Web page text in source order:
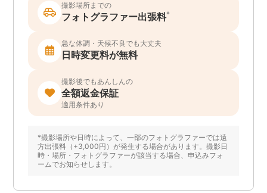
撮影場所までの
フォトグラファー出張料*
急な体調・天候不良でも大丈夫
日時変更料が無料
撮影後でもあんしんの
全額返金保証
適用条件あり
*撮影場所や日時によって、一部のフォトグラファーでは遠
方出張料（+3,000円）が発生する場合があります。撮影日
時・場所・フォトグラファーが該当する場合、申込みフォ
ームでお知らせします。